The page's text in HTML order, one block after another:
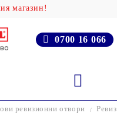
магазин!
0700 16 066
ревизионни отвори